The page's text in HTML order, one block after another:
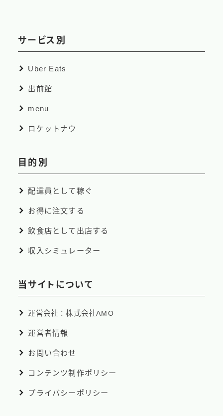
サービス別
Uber Eats
出前館
menu
ロケットナウ
目的別
配達員として稼ぐ
お得に注文する
飲食店として出店する
収入シミュレーター
当サイトについて
運営会社：株式会社AMO
運営者情報
お問い合わせ
コンテンツ制作ポリシー
プライバシーポリシー